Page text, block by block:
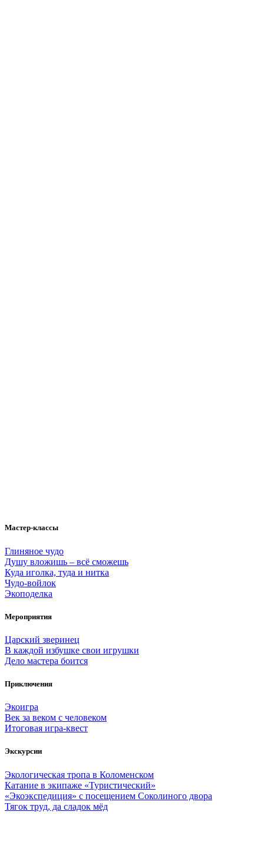
Мастер-классы
Глиняное чудо
Душу вложишь – всё сможешь
Куда иголка, туда и нитка
Чудо-войлок
Экоподелка
Мероприятия
Царский зверинец
В каждой избушке свои игрушки
Дело мастера боится
Приключения
Экоигра
Век за веком с человеком
Итоговая игра-квест
Экскурсии
Экологическая тропа в Коломенском
Катание в экипаже «Туристический»
«Экоэкспедиция» с посещением Соколиного двора
Тягок труд, да сладок мёд